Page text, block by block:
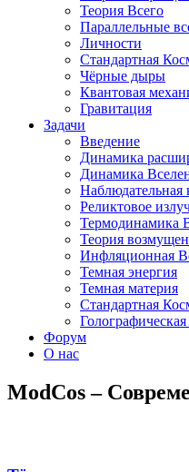
Теория Всего
Параллельные
Личности
Стандартная
Чёрные дыры
Квантовая
Гравитация
Задачи
Введение
Динамика
Динамика
Наблюдательная
Реликтовое
Термодинамика
Теория
Инфляционная
Темная энергия
Темная материя
Стандартная
Форум
О нас
ModCos –